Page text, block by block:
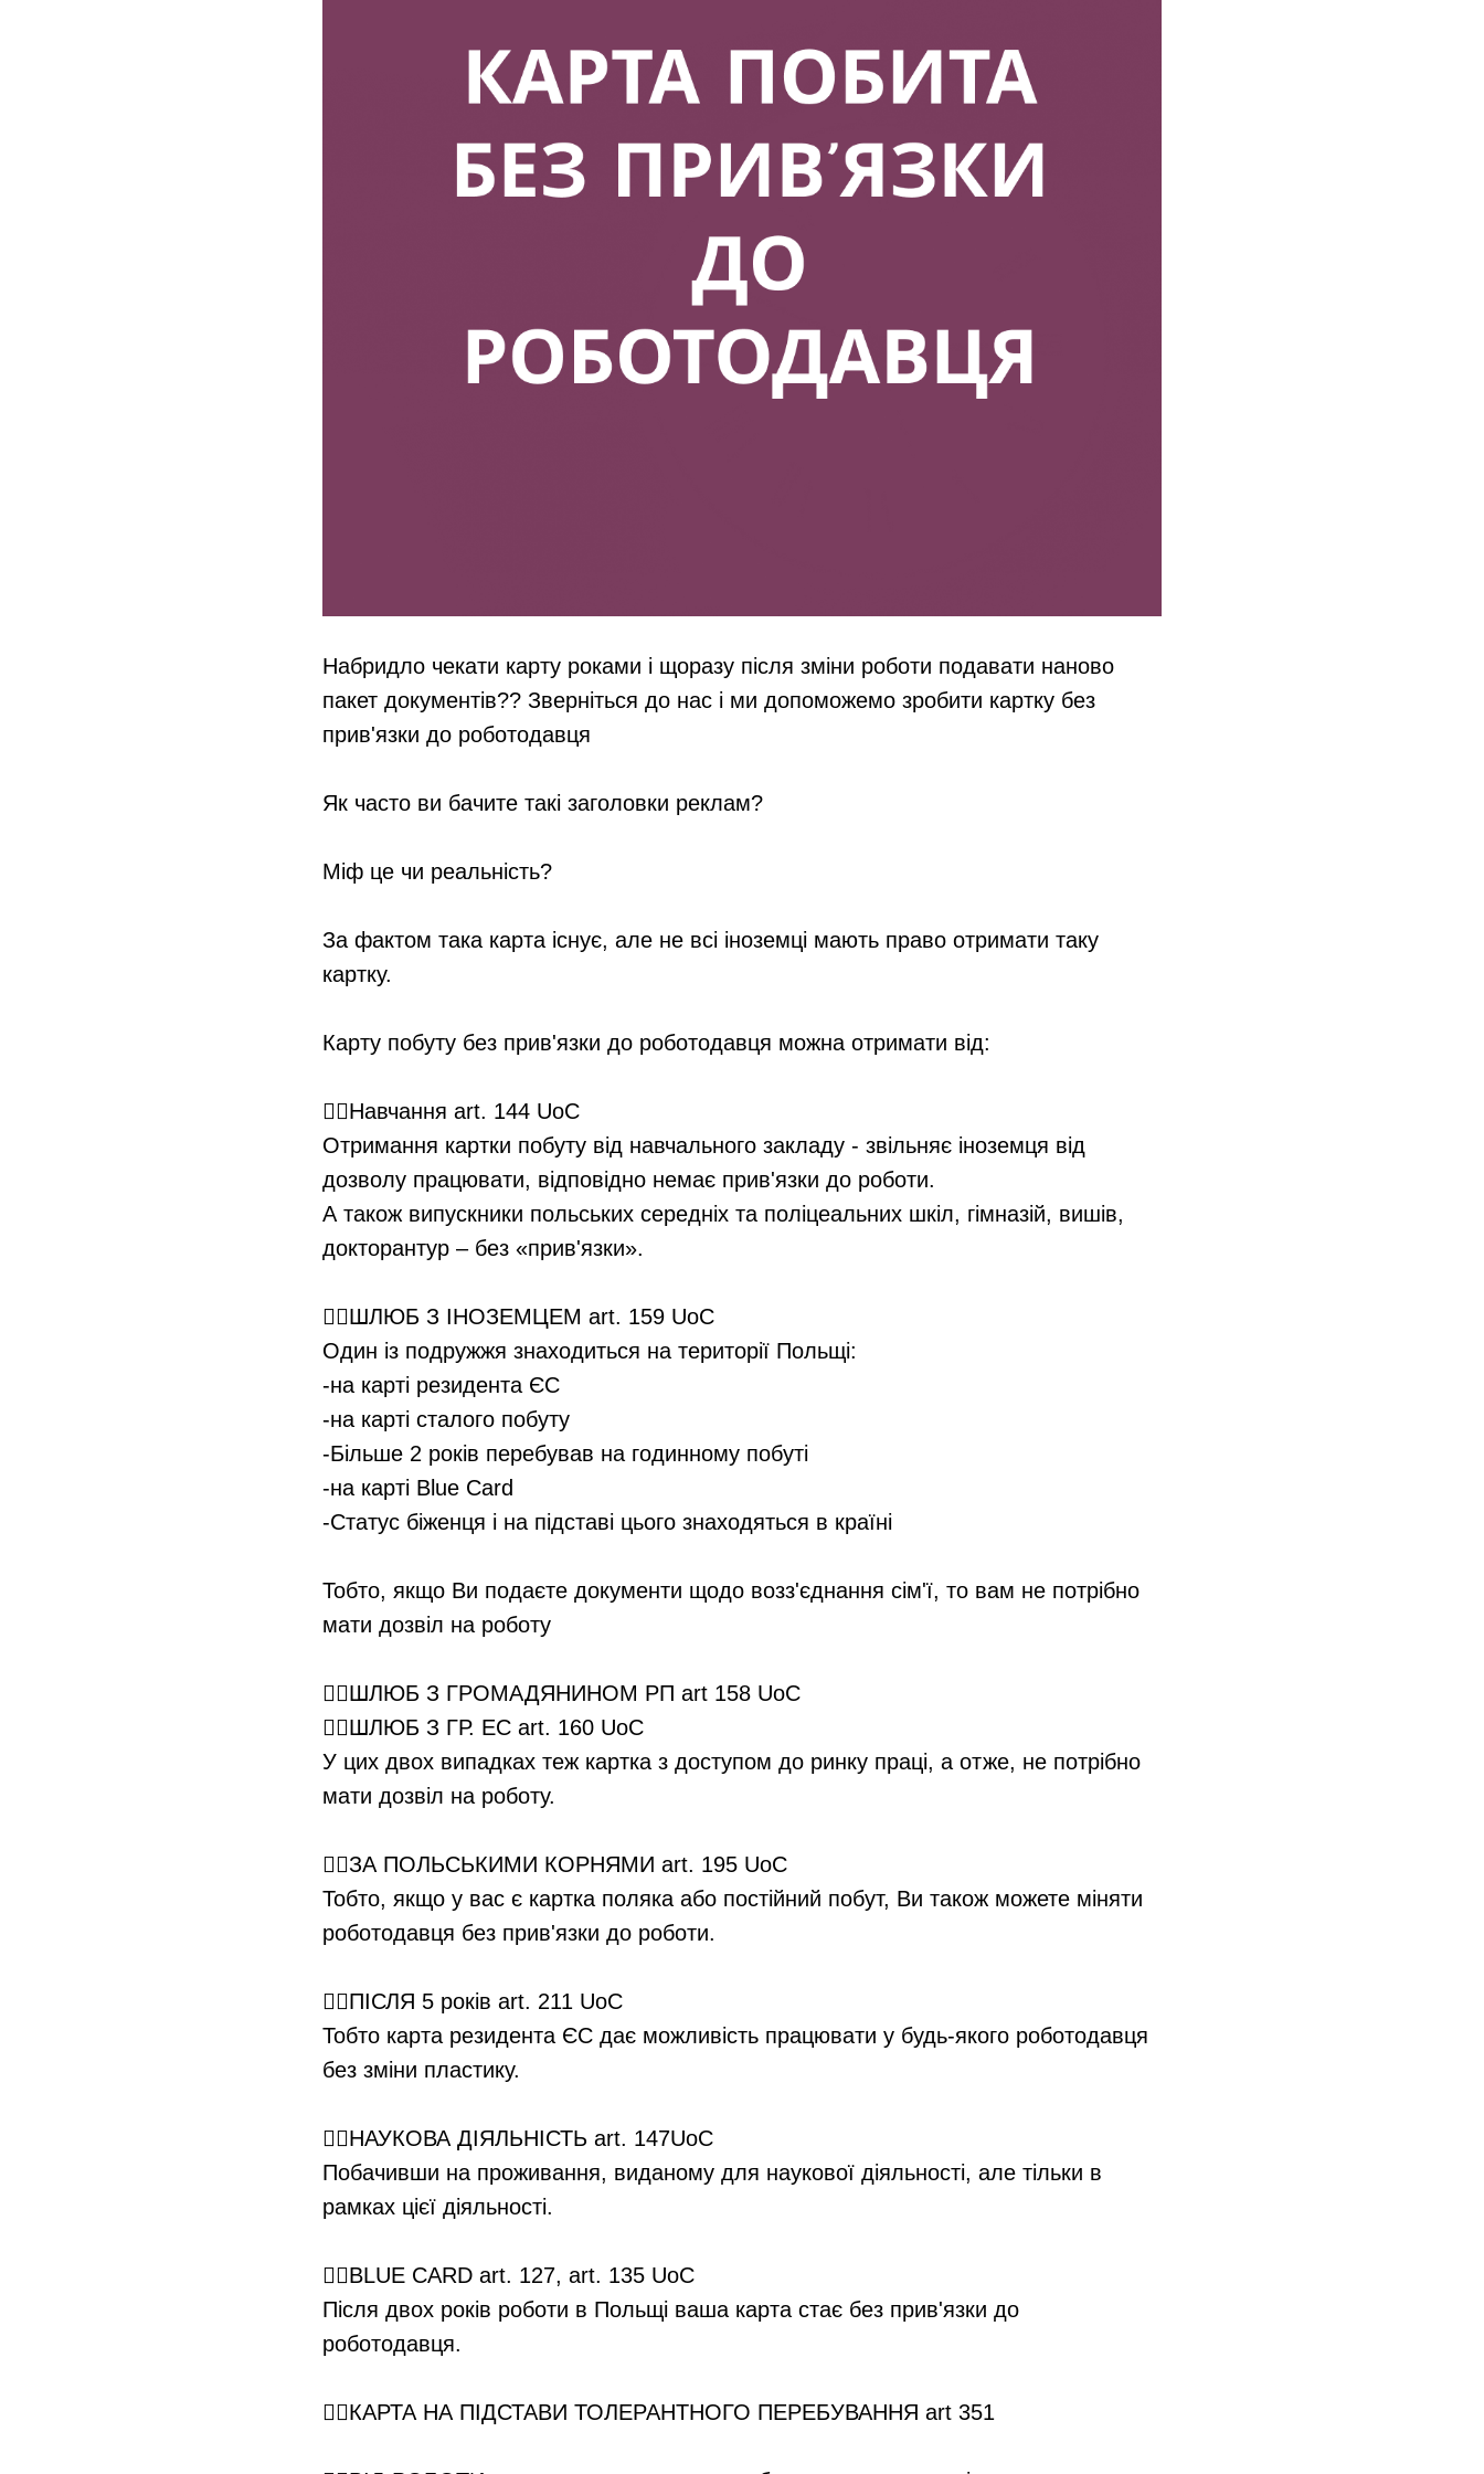
Набридло чекати карту роками і щоразу після зміни роботи подавати наново
пакет документів?? Зверніться до нас і ми допоможемо зробити картку без
прив'язки до роботодавця
Як часто ви бачите такі заголовки реклам?
Міф це чи реальність?
За фактом така карта існує, але не всі іноземці мають право отримати таку
картку.
Карту побуту без прив'язки до роботодавця можна отримати від:
👉🏻Навчання art. 144 UoC
Отримання картки побуту від навчального закладу - звільняє іноземця від
дозволу працювати, відповідно немає прив'язки до роботи.
А також випускники польських середніх та поліцеальних шкіл, гімназій, вишів,
докторантур – без «прив'язки».
👉🏻ШЛЮБ З ІНОЗЕМЦЕМ art. 159 UoC
Один із подружжя знаходиться на території Польщі:
-на карті резидента ЄС
-на карті сталого побуту
-Більше 2 років перебував на годинному побуті
-на карті Blue Card
-Статус біженця і на підставі цього знаходяться в країні
Тобто, якщо Ви подаєте документи щодо возз'єднання сім'ї, то вам не потрібно
мати дозвіл на роботу
👉🏻ШЛЮБ З ГРОМАДЯНИНОМ РП art 158 UoC
👉🏻ШЛЮБ З ГР. ЕС art. 160 UoC
У цих двох випадках теж картка з доступом до ринку праці, а отже, не потрібно
мати дозвіл на роботу.
👉🏻ЗА ПОЛЬСЬКИМИ КОРНЯМИ art. 195 UoC
Тобто, якщо у вас є картка поляка або постійний побут, Ви також можете міняти
роботодавця без прив'язки до роботи.
👉🏻ПІСЛЯ 5 років art. 211 UoC
Тобто карта резидента ЄС дає можливість працювати у будь-якого роботодавця
без зміни пластику.
👉🏻НАУКОВА ДІЯЛЬНІСТЬ art. 147UoC
Побачивши на проживання, виданому для наукової діяльності, але тільки в
рамках цієї діяльності.
👉🏻BLUE CARD art. 127, art. 135 UoC
Після двох років роботи в Польщі ваша карта стає без прив'язки до
роботодавця.
👉🏻КАРТА НА ПІДСТАВИ ТОЛЕРАНТНОГО ПЕРЕБУВАННЯ art 351